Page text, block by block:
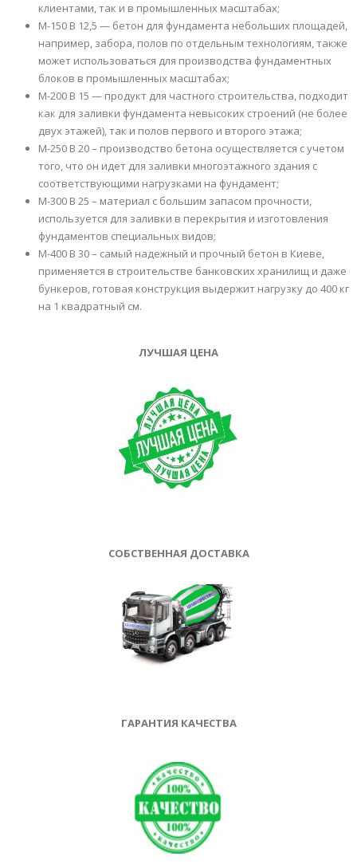
клиентами, так и в промышленных масштабах;
М-150 В 12,5 — бетон для фундамента небольших площадей,
например, забора, полов по отдельным технологиям, также
может использоваться для производства фундаментных
блоков в промышленных масштабах;
М-200 В 15 — продукт для частного строительства, подходит
как для заливки фундамента невысоких строений (не более
двух этажей), так и полов первого и второго этажа;
М-250 В 20 – производство бетона осуществляется с учетом
того, что он идет для заливки многоэтажного здания с
соответствующими нагрузками на фундамент;
М-300 В 25 – материал с большим запасом прочности,
используется для заливки в перекрытия и изготовления
фундаментов специальных видов;
М-400 В 30 – самый надежный и прочный бетон в Киеве,
применяется в строительстве банковских хранилищ и даже
бункеров, готовая конструкция выдержит нагрузку до 400 кг
на 1 квадратный см.
ЛУЧШАЯ ЦЕНА
СОБСТВЕННАЯ ДОСТАВКА
ГАРАНТИЯ КАЧЕСТВА